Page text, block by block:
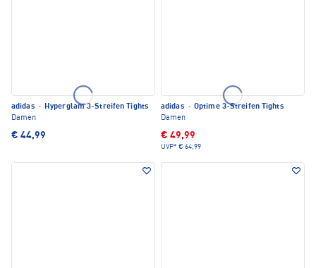
adidas · Hyperglam 3-Streifen Tights
Damen
€ 44,99
adidas · Optime 3-Streifen Tights
Damen
€ 49,99
UVP* € 64,99